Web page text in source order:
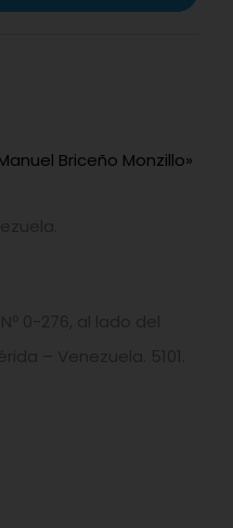
Briceño Monzillo»
0-276, al lado del
– Venezuela. 5101.